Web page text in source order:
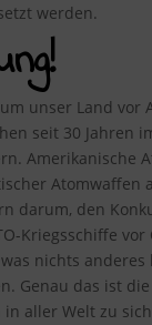
werden.
unser Land vor
seit 30
darum, den
Kriegsschiffe
nichts
Genau das ist
aller Welt zu